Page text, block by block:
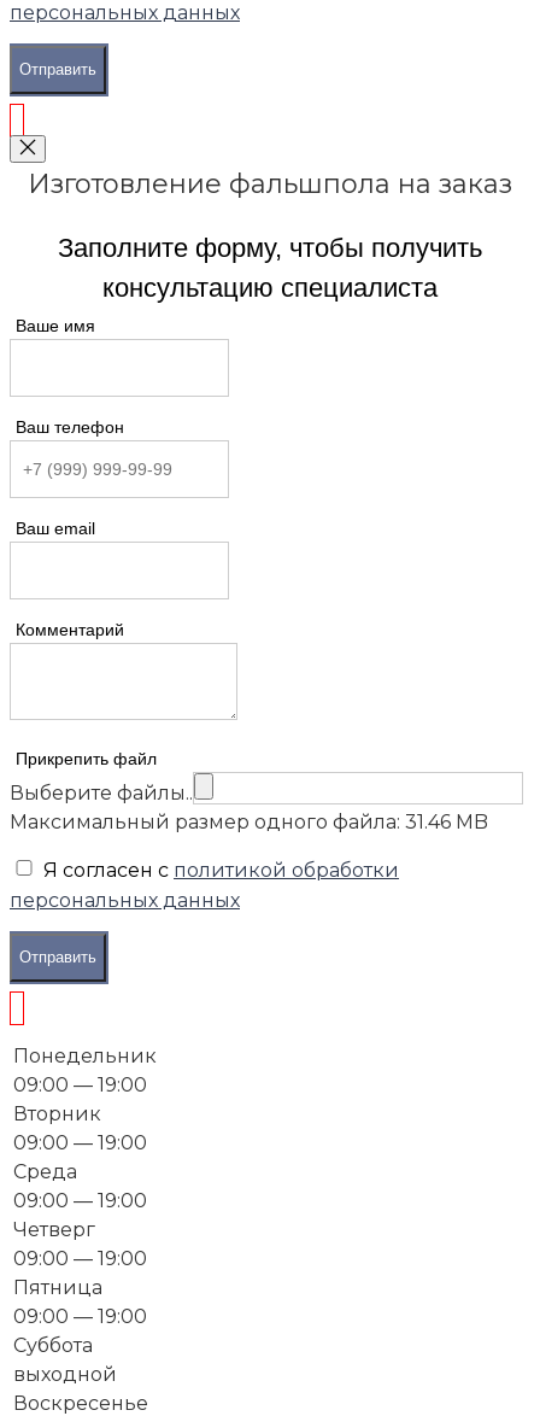
персональных данных
Отправить
Изготовление фальшпола на заказ
Заполните форму, чтобы получить
консультацию специалиста
Ваше имя
Ваш телефон
Ваш email
Комментарий
Прикрепить файл
Выберите файлы..
Максимальный размер одного файла: 31.46 MB
Я согласен с политикой обработки
персональных данных
Отправить
Понедельник
09:00 — 19:00
Вторник
09:00 — 19:00
Среда
09:00 — 19:00
Четверг
09:00 — 19:00
Пятница
09:00 — 19:00
Суббота
выходной
Воскресенье